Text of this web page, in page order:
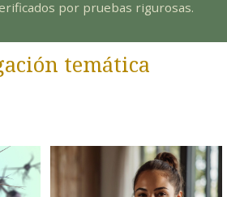
por pruebas rigurosas.
temática